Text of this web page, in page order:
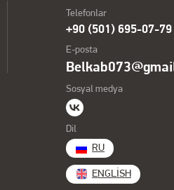
Telefonlar
+90 (501) 695-07-79
E-posta
Sosyal medya
Dil
RU
ENGLISH